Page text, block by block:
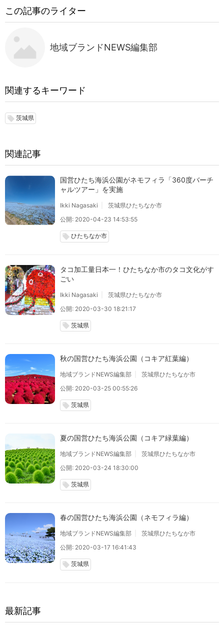
この記事のライター
地域ブランドNEWS編集部
関連するキーワード
local_offer 茨城県
関連記事
国営ひたち海浜公園がネモフィラ「360度バーチ
ャルツアー」を実施
Ikki Nagasaki
茨城県ひたちなか市
公開: 2020-04-23 14:53:55
local_offer ひたちなか市
タコ加工量日本一！ひたちなか市のタコ文化がす
ごい
Ikki Nagasaki
茨城県ひたちなか市
公開: 2020-03-30 18:21:17
local_offer 茨城県
秋の国営ひたち海浜公園（コキア紅葉編）
地域ブランドNEWS編集部
茨城県ひたちなか市
公開: 2020-03-25 00:55:26
local_offer 茨城県
夏の国営ひたち海浜公園（コキア緑葉編）
地域ブランドNEWS編集部
茨城県ひたちなか市
公開: 2020-03-24 18:30:00
local_offer 茨城県
春の国営ひたち海浜公園（ネモフィラ編）
地域ブランドNEWS編集部
茨城県ひたちなか市
公開: 2020-03-17 16:41:43
local_offer 茨城県
最新記事